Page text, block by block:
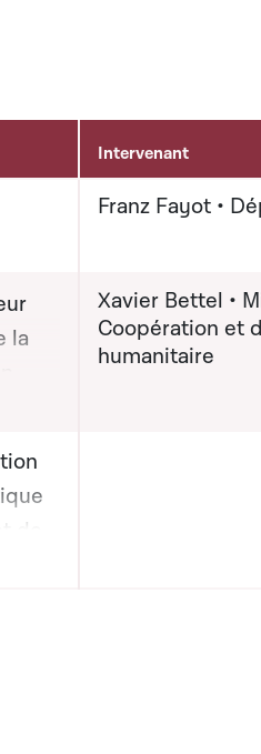
Intervenant
Franz Fayot •
la
de
afficher ou cacher tous les
Xavier Bettel •
Coopération et
humanitaire
de
afficher ou cacher tous les